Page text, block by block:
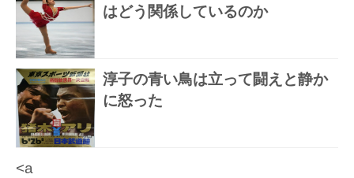
はどう関係しているのか
淳子の青い鳥は立って闘えと静か
に怒った
<a